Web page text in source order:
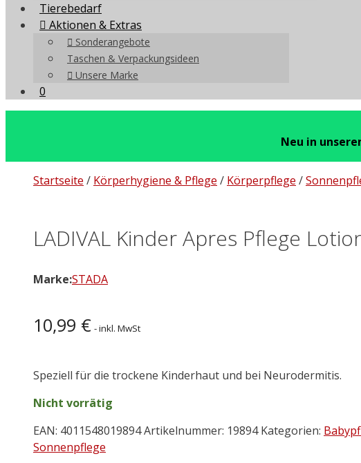
Tierebedarf
Aktionen & Extras
Sonderangebote
Taschen & Verpackungsideen
Unsere Marke
0
Neu in
Startseite / Körperhygiene & Pflege / Körperpflege /
LADIVAL Kinder Apres Pflege
Marke:STADA
10,99 € - inkl. MwSt
Speziell für die trockene Kinderhaut und bei Neurodermitis.
Nicht vorrätig
EAN: 4011548019894Artikelnummer: 19894 Kategorien:
Sonnenpflege